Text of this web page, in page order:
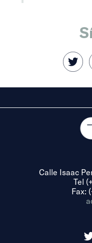
Calle Isaac
Tel
Fax: